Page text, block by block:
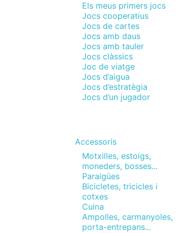
Els meus primers jocs
Jocs cooperatius
Jocs de cartes
Jocs amb daus
Jocs amb tauler
Jocs clàssics
Joc de viatge
Jocs d’aigua
Jocs d’estratègia
Jocs d’un jugador
Accessoris
Motxilles, estoigs,
moneders, bosses...
Paraigües
Bicicletes, tricicles i
cotxes
Cuina
Ampolles, carmanyoles,
porta-entrepans...